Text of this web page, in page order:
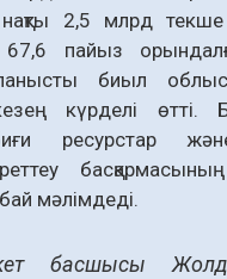
нақты 2,5 млрд
67,6 пайыз
биыл
күрделі өтті.
ресурстар
мәлімдеді.
басшысы